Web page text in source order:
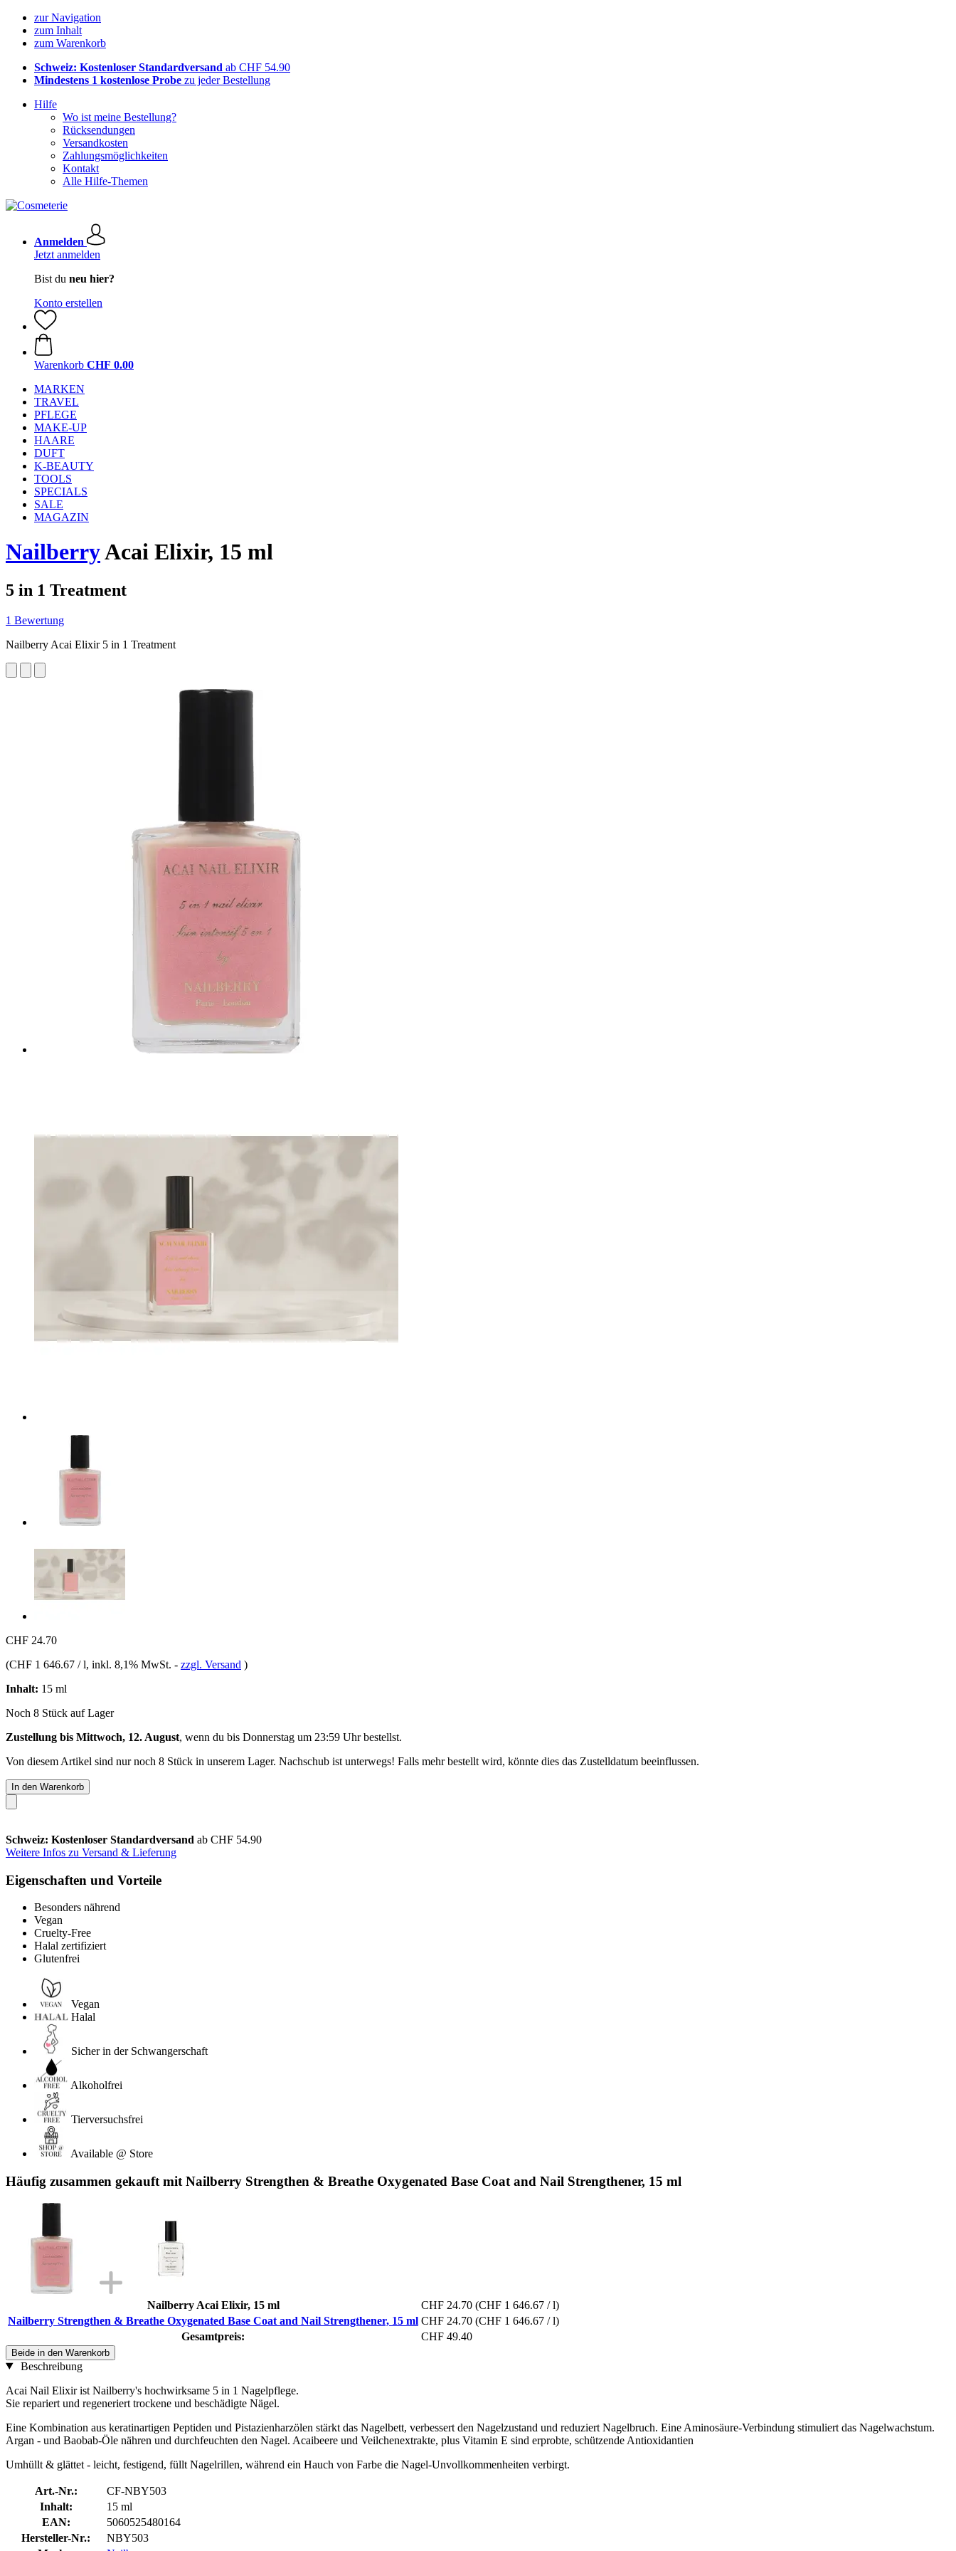
zur Navigation
zum Inhalt
zum Warenkorb
Schweiz: Kostenloser Standardversand ab CHF 54.90
Mindestens 1 kostenlose Probe zu jeder Bestellung
Hilfe
Wo ist meine Bestellung?
Rücksendungen
Versandkosten
Zahlungsmöglichkeiten
Kontakt
Alle Hilfe-Themen
Anmelden
Jetzt anmelden
Bist du neu hier?
Konto erstellen
Warenkorb CHF 0.00
MARKEN
TRAVEL
PFLEGE
MAKE-UP
HAARE
DUFT
K-BEAUTY
TOOLS
SPECIALS
SALE
MAGAZIN
NailberryAcai Elixir, 15 ml
5 in 1 Treatment
1 Bewertung
Nailberry Acai Elixir 5 in 1 Treatment
CHF 24.70
(CHF 1 646.67 / l, inkl. 8,1% MwSt. - zzgl. Versand )
Inhalt: 15 ml
Noch 8 Stück auf Lager
Zustellung bis Mittwoch, 12. August, wenn du bis Donnerstag um 23:59 Uhrbestellst.
Von diesem Artikel sind nur noch 8 Stück in unserem Lager. Nachschub ist unterwegs! Falls mehr bestellt wird, könnte dies das Zustelldatum beeinflussen.
In den Warenkorb
Schweiz: Kostenloser Standardversand ab CHF 54.90
Weitere Infos zu Versand & Lieferung
Eigenschaften und Vorteile
Besonders nährend
Vegan
Cruelty-Free
Halal zertifiziert
Glutenfrei
Vegan
Halal
Sicher in der Schwangerschaft
Alkoholfrei
Tierversuchsfrei
Available @ Store
Häufig zusammen gekauft mit Nailberry Strengthen & Breathe Oxygenated Base Coat and Nail Strengthener, 15 ml
Nailberry Acai Elixir, 15 ml CHF 24.70 (CHF 1 646.67 / l)
Nailberry Strengthen & Breathe Oxygenated Base Coat and Nail Strengthener, 15 ml CHF 24.70 (CHF 1 646.67 / l)
Gesamtpreis:
CHF 49.40
Beide in den Warenkorb
Beschreibung
Acai Nail Elixir ist Nailberry's hochwirksame 5 in 1 Nagelpflege.
Sie repariert und regeneriert trockene und beschädigte Nägel.
Eine Kombination aus keratinartigen Peptiden und Pistazienharzölen stärkt das Nagelbett, verbessert den Nagelzustand und reduziert Nagelbruch. Eine Aminosäure‐Verbindung stimuliert das Nagelwachstum.
Argan ‐ und Baobab‐Öle nähren und durchfeuchten den Nagel. Acaibeere und Veilchenextrakte, plus Vitamin E sind erprobte, schützende Antioxidantien
Umhüllt & glättet ‐ leicht, festigend, füllt Nagelrillen, während ein Hauch von Farbe die Nagel‐Unvollkommenheiten verbirgt.
Art.-Nr.:
CF-NBY503
Inhalt:
15 ml
EAN:
5060525480164
Hersteller-Nr.:
NBY503